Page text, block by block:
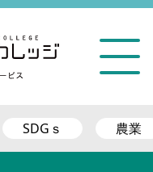
SDGｓ 農業